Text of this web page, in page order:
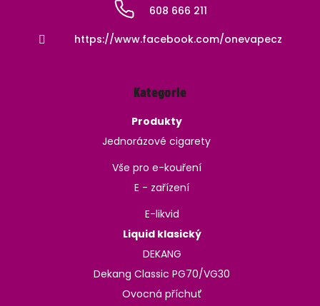
608 666 211
https://www.facebook.com/onevapecz
Kategorie
Produkty
Jednorázové cigarety
Vše pro e-kouření
E - zařízení
E-likvid
Liquid klasický
DEKANG
Dekang Classic PG70/VG30
Ovocná příchuť